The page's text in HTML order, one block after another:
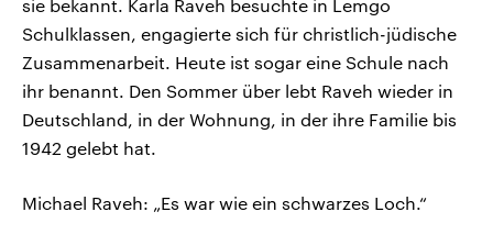
sie bekannt. Karla Raveh besuchte in Lemgo
Schulklassen, engagierte sich für christlich-jüdische
Zusammenarbeit. Heute ist sogar eine Schule nach
ihr benannt. Den Sommer über lebt Raveh wieder in
Deutschland, in der Wohnung, in der ihre Familie bis
1942 gelebt hat.
Michael Raveh: „Es war wie ein schwarzes Loch.“